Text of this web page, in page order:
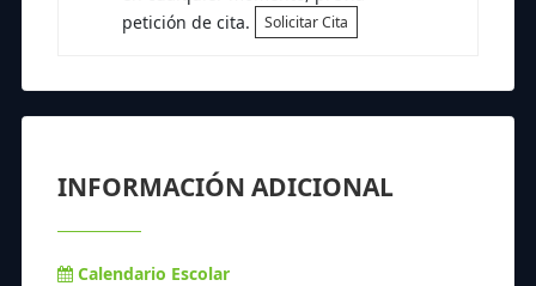
petición de cita.
Solicitar Cita
INFORMACIÓN ADICIONAL
Calendario Escolar